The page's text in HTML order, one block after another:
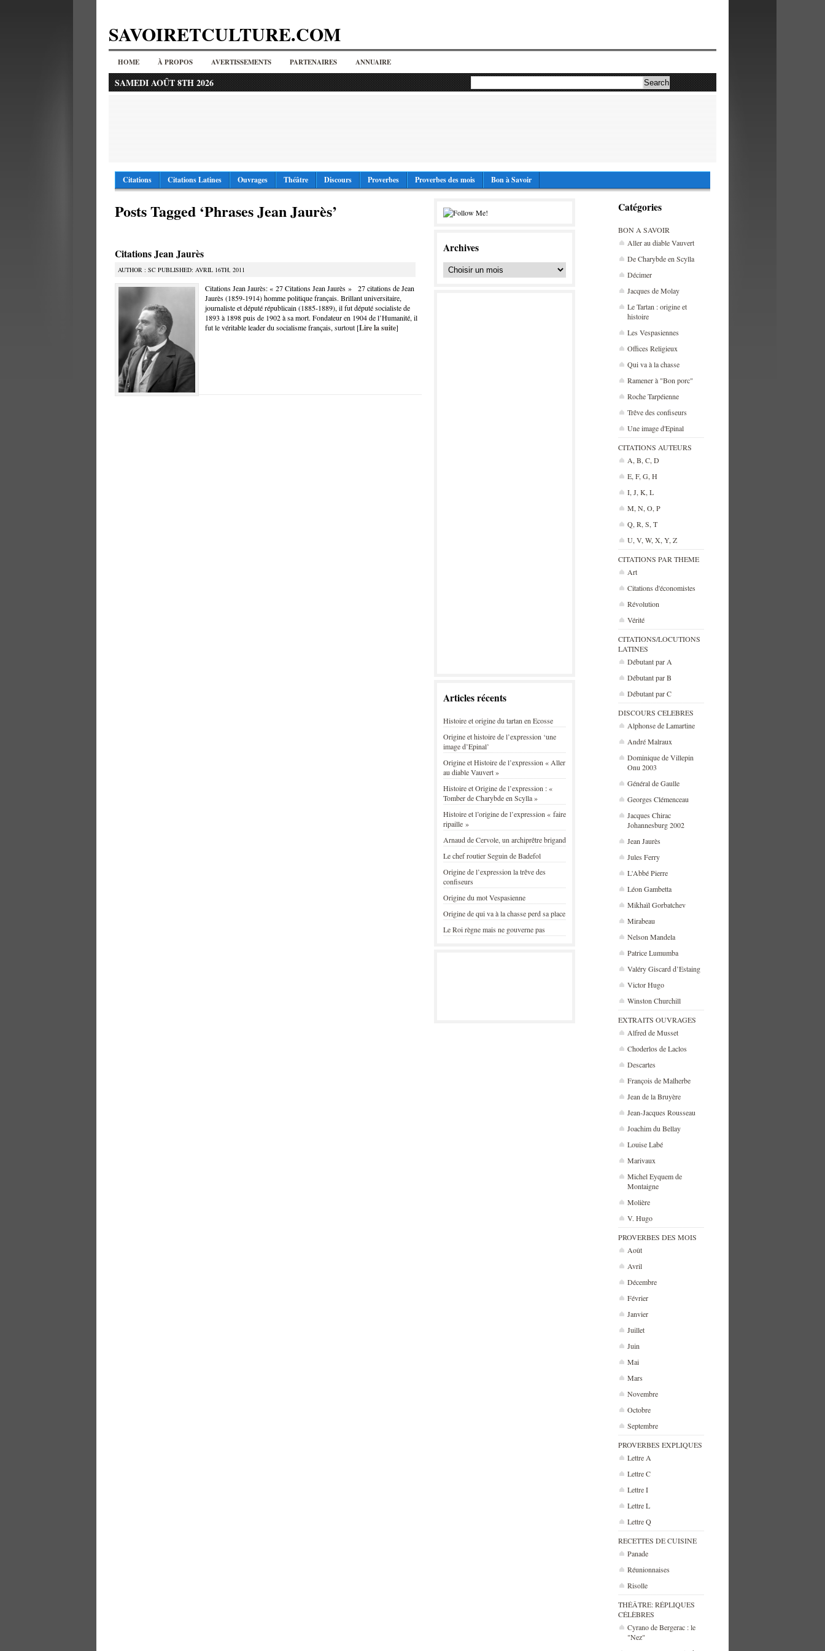
SAVOIRETCULTURE.COM
HOME À PROPOS AVERTISSEMENTS PARTENAIRES ANNUAIRE
SAMEDI AOÛT 8TH 2026
Citations Citations Latines Ouvrages Théâtre Discours Proverbes Proverbes des mois Bon à Savoir
Catégories
BON A SAVOIR
Aller au diable Vauvert
De Charybde en Scylla
Décimer
Jacques de Molay
Le Tartan : origine et
histoire
Les Vespasiennes
Offices Religieux
Qui va à la chasse
Ramener à "Bon porc"
Roche Tarpéienne
Trêve des confiseurs
Une image d'Epinal
CITATIONS AUTEURS
A, B, C, D
E, F, G, H
I, J, K, L
M, N, O, P
Q, R, S, T
U, V, W, X, Y, Z
CITATIONS PAR THEME
Art
Citations d'économistes
Révolution
Vérité
CITATIONS/LOCUTIONS
LATINES
Débutant par A
Débutant par B
Débutant par C
DISCOURS CELEBRES
Alphonse de Lamartine
André Malraux
Dominique de Villepin
Onu 2003
Général de Gaulle
Georges Clémenceau
Jacques Chirac
Johannesburg 2002
Jean Jaurès
Jules Ferry
L'Abbé Pierre
Léon Gambetta
Mikhaïl Gorbatchev
Mirabeau
Nelson Mandela
Patrice Lumumba
Valéry Giscard d’Estaing
Victor Hugo
Winston Churchill
EXTRAITS OUVRAGES
Alfred de Musset
Choderlos de Laclos
Descartes
François de Malherbe
Jean de la Bruyère
Jean-Jacques Rousseau
Joachim du Bellay
Louise Labé
Marivaux
Michel Eyquem de
Montaigne
Molière
V. Hugo
PROVERBES DES MOIS
Août
Avril
Décembre
Février
Janvier
Juillet
Juin
Mai
Mars
Novembre
Octobre
Septembre
PROVERBES EXPLIQUES
Lettre A
Lettre C
Lettre I
Lettre L
Lettre Q
RECETTES DE CUISINE
Panade
Réunionnaises
Risolle
THÉÂTRE: RÉPLIQUES
CÉLÈBRES
Cyrano de Bergerac : le
"Nez"
Posts Tagged ‘Phrases Jean Jaurès’
Citations Jean Jaurès
AUTHOR : SC PUBLISHED: AVRIL 16TH, 2011
Citations Jean Jaurès: « 27 Citations Jean Jaurès » 27 citations de Jean
Jaurès (1859-1914) homme politique français. Brillant universitaire,
journaliste et député républicain (1885-1889), il fut député socialiste de
1893 à 1898 puis de 1902 à sa mort. Fondateur en 1904 de l’Humanité, il
fut le véritable leader du socialisme français, surtout [Lire la suite]
Archives
Articles récents
Histoire et origine du tartan en Ecosse
Origine et histoire de l’expression ‘une
image d’Epinal’
Origine et Histoire de l’expression « Aller
au diable Vauvert »
Histoire et Origine de l’expression : «
Tomber de Charybde en Scylla »
Histoire et l’origine de l’expression « faire
ripaille »
Arnaud de Cervole, un archiprêtre brigand
Le chef routier Seguin de Badefol
Origine de l’expression la trêve des
confiseurs
Origine du mot Vespasienne
Origine de qui va à la chasse perd sa place
Le Roi règne mais ne gouverne pas